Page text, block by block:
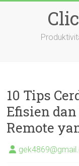
10 Tips
Efisien
Remote